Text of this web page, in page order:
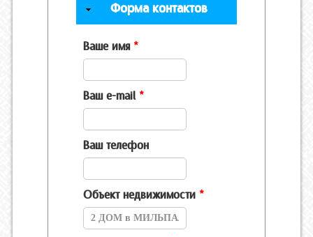
Скрыть
Форма контактов
Ваше имя *
Ваш e-mail *
Ваш телефон
Объект недвижимости *